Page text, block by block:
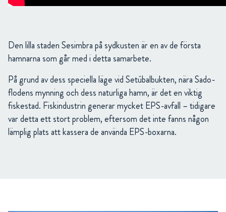
Den lilla staden Sesimbra på sydkusten är en av de första
hamnarna som går med i detta samarbete.
På grund av dess speciella läge vid Setúbalbukten, nära Sado-
flodens mynning och dess naturliga hamn, är det en viktig
fiskestad. Fiskindustrin generar mycket EPS-avfall – tidigare
var detta ett stort problem, eftersom det inte fanns någon
lämplig plats att kassera de använda EPS-boxarna.